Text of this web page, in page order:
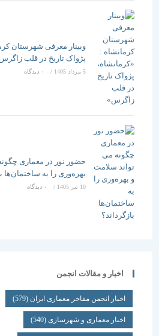
وبینار معرفی شهرستان کرمانشاه
پژواک تاریخ در قلب زاگرس»
5 مرداد 1405 / ۰ دیدگاه
حضور نور در معماری چگونه می
بهره‌وری را به ساختمان‌ها
/ ۰ دیدگاه
اخبار و مقالات انجمن
اخبار انجمن مفاخر معماری ایران (579)
اخبار معماری و شهرسازی(540)